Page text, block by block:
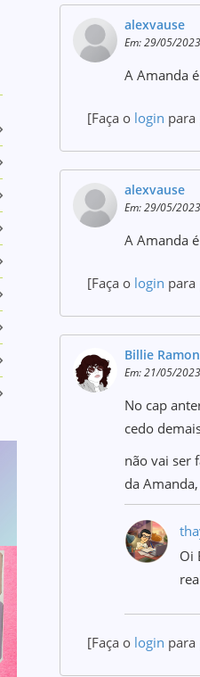
alexvause
Em: 29/05/
A Amanda
[Faça o login para
alexvause
Em: 29/05/
A Amanda
[Faça o login para
Billie
Em: 21/05/
No cap
cedo
não vai ser
da
Oi
[Faça o login para